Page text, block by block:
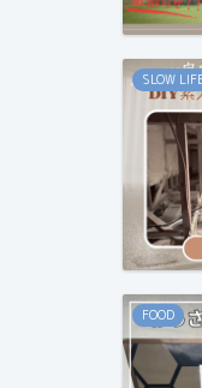
SLOW
FOOD